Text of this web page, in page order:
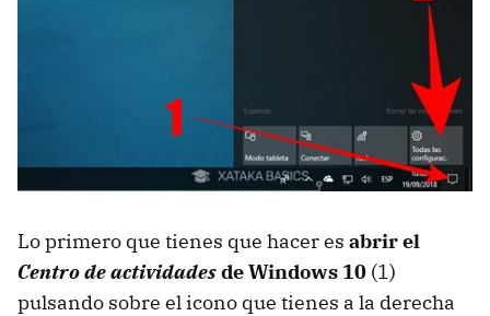
Lo primero que tienes que hacer es abrir el
Centro de actividadesde Windows 10 (1)
pulsando sobre el icono que tienes a la derecha